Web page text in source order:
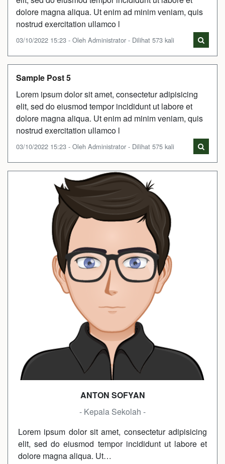
dolore magna aliqua. Ut enim ad minim veniam, quis
nostrud exercitation ullamco l
03/10/2022 15:23 - Oleh Administrator - Dilihat 573 kali
Sample Post 5
Lorem ipsum dolor sit amet, consectetur adipisicing
elit, sed do eiusmod tempor incididunt ut labore et
dolore magna aliqua. Ut enim ad minim veniam, quis
nostrud exercitation ullamco l
03/10/2022 15:23 - Oleh Administrator - Dilihat 575 kali
ANTON SOFYAN
- Kepala Sekolah -
Lorem ipsum dolor sit amet, consectetur adipisicing
elit, sed do eiusmod tempor incididunt ut labore et
dolore magna aliqua. Ut…